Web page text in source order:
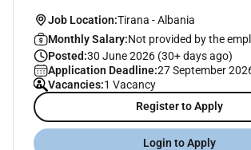
Job Location:Tirana -Albania
Monthly Salary:Not provided by the
Posted:30 June 2026 (30+ days ago)
Application Deadline:27 September
Vacancies:1 Vacancy
Register to Apply
Login to Apply